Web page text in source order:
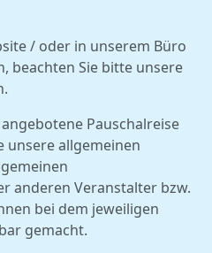
/ oder in unserem Büro
beachten Sie bitte unsere
Pauschalreise
unsere allgemeinen
anderen Veranstalter bzw.
bei dem jeweiligen
gemacht.